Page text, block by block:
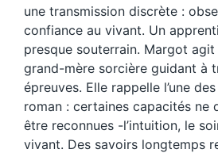
une transmission discrète :
confiance au vivant. Un
presque souterrain. Margot
grand-mère sorcière guidant à
épreuves. Elle rappelle l’une
roman : certaines capacités ne
être reconnues -l’intuition, le
vivant. Des savoirs longtemps